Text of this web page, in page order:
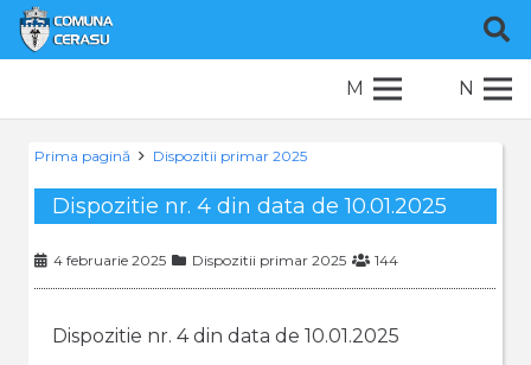
M N
Prima pagină Dispozitii primar 2025
Dispozitie nr. 4 din data de 10.01.2025
4 februarie 2025 Dispozitii primar 2025 144
Dispozitie nr. 4 din data de 10.01.2025